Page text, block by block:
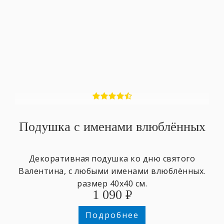
Подушка с именами влюблённых
Декоративная подушка ко дню святого
Валентина, с любыми именами влюблённых.
размер 40х40 см.
1 090 ₽
Подробнее